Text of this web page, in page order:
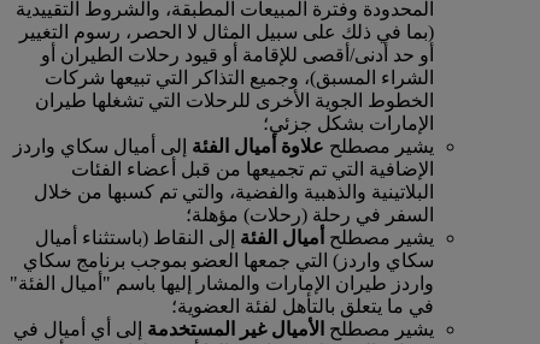
المحدودة وفترة المبيعات المطبقة، والشروط التقييدية
(بما في ذلك على سبيل المثال لا الحصر، رسوم التغيير
أو حد أدنى/أقصى للإقامة أو قيود رحلات الطيران أو
الشراء المسبق)، وجميع التذاكر التي تبيعها شركات
الخطوط الجوية الأخرى للرحلات التي تشغلها طيران
الإمارات بشكل جزئي؛
يشير مصطلح علاوة أميال الفئة إلى أميال سكاي واردز
الإضافية التي تم تجميعها من قبل أعضاء الفئات
البلاتينية والذهبية والفضية، والتي تم كسبها من خلال
السفر في رحلة (رحلات) مؤهلة؛
يشير مصطلح أميال الفئة إلى النقاط (باستثناء أميال
سكاي واردز) التي جمعها العضو بموجب برنامج سكاي
واردز طيران الإمارات والمشار إليها باسم "أميال الفئة"
في ما يتعلق بالتأهل لفئة العضوية؛
يشير مصطلح الأميال غير المستخدمة إلى أي أميال في